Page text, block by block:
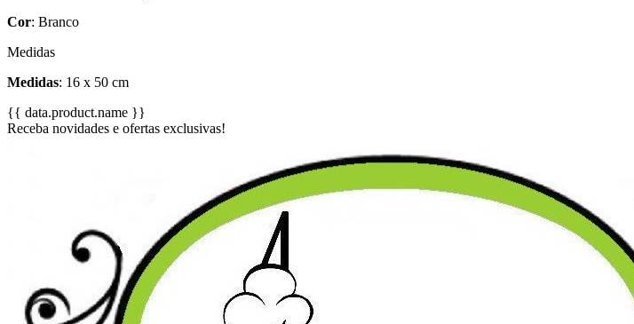
Cor: Branco
Medidas
Medidas: 16 x 50 cm
{{ data.product.name }}
Receba novidades e ofertas exclusivas!